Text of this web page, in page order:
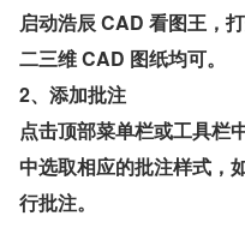
启动浩辰 CAD 看图王，
二三维 CAD 图纸均可。
2、添加批注
点击顶部菜单栏或工具栏
中选取相应的批注样式，
行批注。